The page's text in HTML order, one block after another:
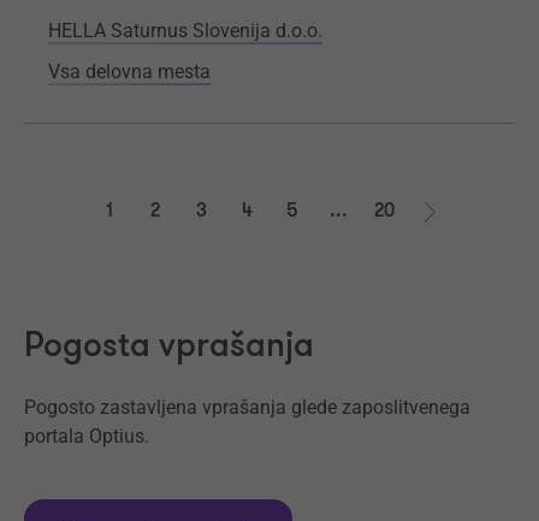
HELLA Saturnus Slovenija d.o.o.
Vsa delovna mesta
1 2 3 4 5 ...
20
Pogosta vprašanja
Pogosto zastavljena vprašanja glede zaposlitvenega
portala Optius.